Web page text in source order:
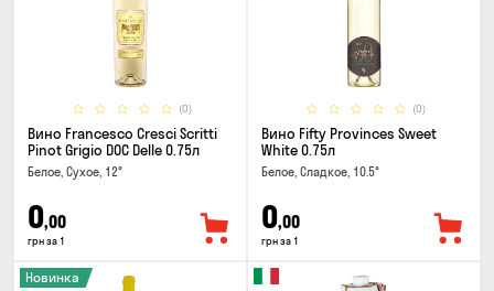
(0)
Вино Francesco Cresci Scritti
Pinot Grigio DOC Delle 0.75л
Белое, Сухое, 12°
0,00
грн за 1
(0)
Вино Fifty Provinces Sweet
White 0.75л
Белое, Сладкое, 10.5°
0,00
грн за 1
Новинка